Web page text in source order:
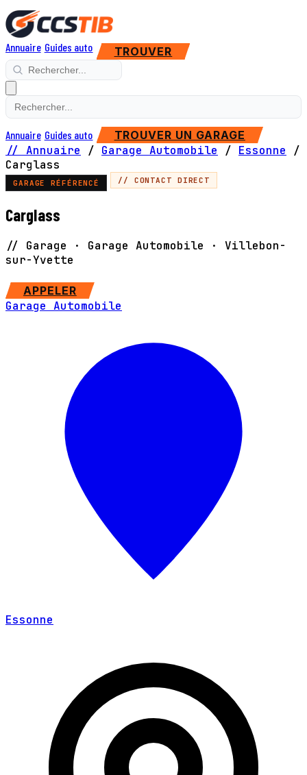
Annuaire Guides auto TROUVER
Annuaire Guides auto TROUVER UN GARAGE
// Annuaire / Garage Automobile / Essonne
/
Carglass
GARAGE RÉFÉRENCÉ // CONTACT DIRECT
Carglass
// Garage · Garage Automobile · Villebon-
sur-Yvette
APPELER
Garage Automobile
Essonne